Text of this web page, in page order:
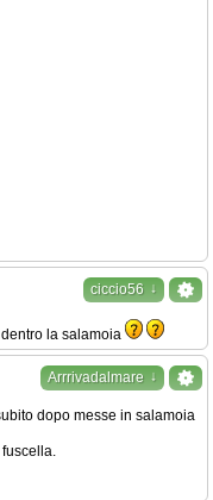
ciccio56 ↓
la salamoia
Arrrivadalmare ↓
dopo messe in salamoia